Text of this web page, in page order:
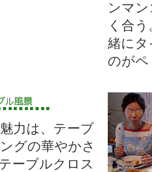
ンマ
く合
緒にタ
のが
力は、テーブ
グの華やかさ
ーブルクロス